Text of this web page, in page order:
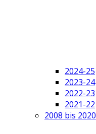
2024-25
2023-24
2022-23
2021-22
2008 bis 2020